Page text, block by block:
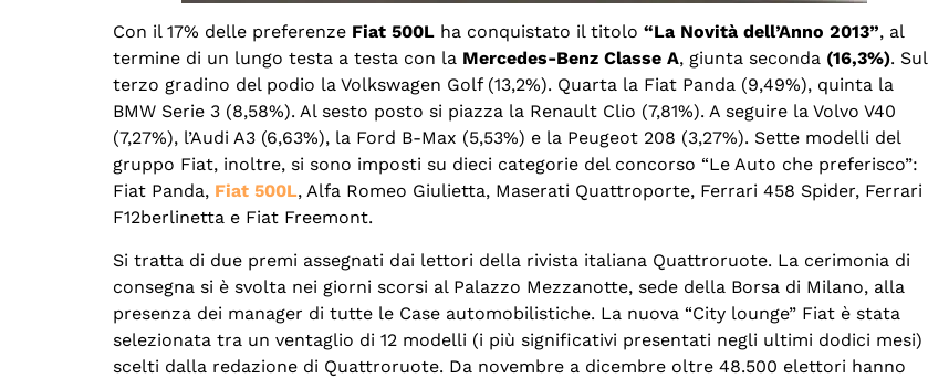
Con il 17% delle preferenze Fiat 500L ha conquistato il titolo “La Novità dell’Anno 2013”, al
termine di un lungo testa a testa con la Mercedes-Benz Classe A, giunta seconda (16,3%). Sul
terzo gradino del podio la Volkswagen Golf (13,2%). Quarta la Fiat Panda (9,49%), quinta la
BMW Serie 3 (8,58%). Al sesto posto si piazza la Renault Clio (7,81%). A seguire la Volvo V40
(7,27%), l’Audi A3 (6,63%), la Ford B-Max (5,53%) e la Peugeot 208 (3,27%). Sette modelli del
gruppo Fiat, inoltre, si sono imposti su dieci categorie del concorso “Le Auto che preferisco”:
Fiat Panda, Fiat 500L, Alfa Romeo Giulietta, Maserati Quattroporte, Ferrari 458 Spider, Ferrari
F12berlinetta e Fiat Freemont.
Si tratta di due premi assegnati dai lettori della rivista italiana Quattroruote. La cerimonia di
consegna si è svolta nei giorni scorsi al Palazzo Mezzanotte, sede della Borsa di Milano, alla
presenza dei manager di tutte le Case automobilistiche. La nuova “City lounge” Fiat è stata
selezionata tra un ventaglio di 12 modelli (i più significativi presentati negli ultimi dodici mesi)
scelti dalla redazione di Quattroruote. Da novembre a dicembre oltre 48.500 elettori hanno